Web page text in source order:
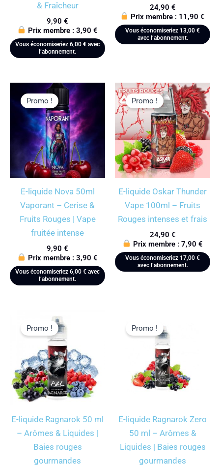
& Fraîcheur
9,90 €
Prix membre : 3,90 €
Vous économiseriez 6,00 € avec
l’abonnement.
24,90 €
Prix membre : 11,90€
Vous économiseriez 13,00 €
avec l’abonnement.
Promo !
E-liquide Nova 50ml
Vaporant – Cerise &
Fruits Rouges | Vape
fruitée intense
9,90 €
Prix membre : 3,90 €
Vous économiseriez 6,00 € avec
l’abonnement.
Promo !
E-liquide Oskar Thunder
Vape 100ml – Fruits
Rouges intenses et frais
24,90 €
Prix membre : 7,90 €
Vous économiseriez 17,00 €
avec l’abonnement.
Promo !
E-liquide Ragnarok 50 ml
– Arômes & Liquides |
Baies rouges
gourmandes
Promo !
E-liquide Ragnarok Zero
50 ml – Arômes &
Liquides | Baies rouges
gourmandes